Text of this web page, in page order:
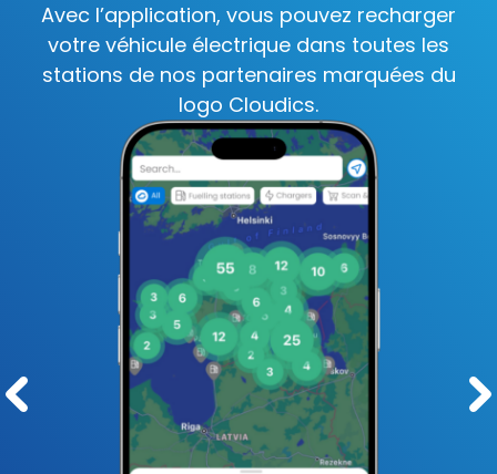
Avec l’application, vous pouvez recharger
votre véhicule électrique dans toutes les
stations de nos partenaires marquées du
logo Cloudics.
Pre
vio
Ne
xt